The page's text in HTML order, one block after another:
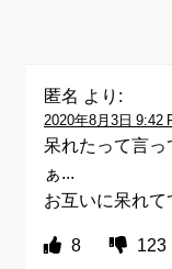
匿名 より:
2020年8月3日 9:42
呆れたって言っ
ぁ...
お互いに呆れ
8 123